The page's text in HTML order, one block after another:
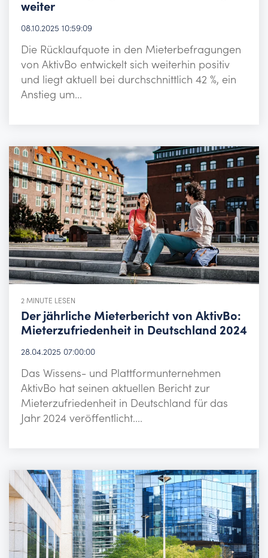
weiter
08.10.2025 10:59:09
Die Rücklaufquote in den Mieterbefragungen
von AktivBo entwickelt sich weiterhin positiv
und liegt aktuell bei durchschnittlich 42 %, ein
Anstieg um...
2 MINUTE LESEN
Der jährliche Mieterbericht von AktivBo:
Mieterzufriedenheit in Deutschland 2024
28.04.2025 07:00:00
Das Wissens- und Plattformunternehmen
AktivBo hat seinen aktuellen Bericht zur
Mieterzufriedenheit in Deutschland für das
Jahr 2024 veröffentlicht....